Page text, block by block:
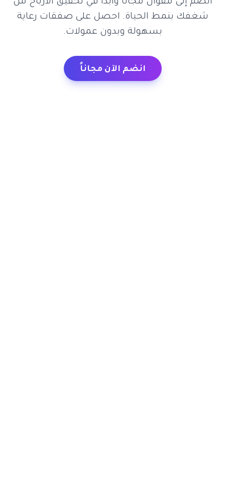
انضم إلى مقوال مجاناً وابدأ في تحقيق الأرباح من
شغفك بنمط الحياة. احصل على صفقات رعاية
بسهولة وبدون عمولات.
انضم الآن مجاناً